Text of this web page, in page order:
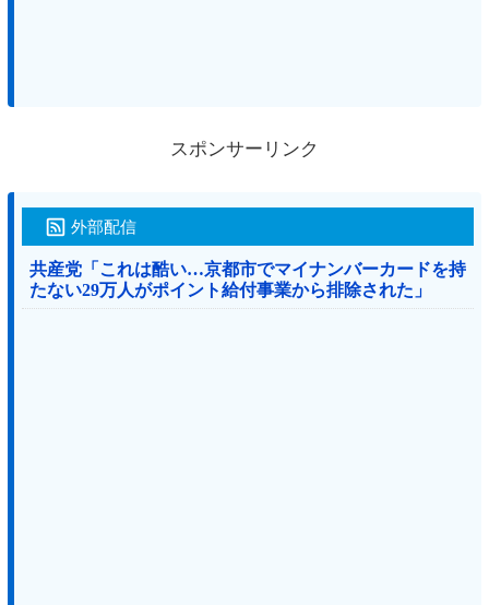
スポンサーリンク
外部配信
共産党「これは酷い…京都市でマイナンバーカードを持
たない29万人がポイント給付事業から排除された」